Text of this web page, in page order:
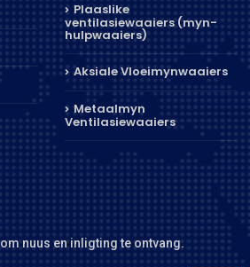
Plaaslike
ventilasiewaaiers (myn-
hulpwaaiers)
Aksiale Vloeimynwaaiers
Metaalmyn
Ventilasiewaaiers
nuus en inligting te ontvang.